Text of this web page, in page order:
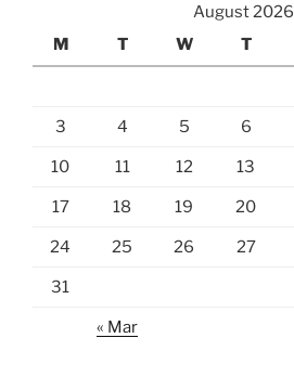
August 2026
M
T W T
3 4 5 6
10 11 12 13
17 18 19 20
24 25 26 27
31
« Mar